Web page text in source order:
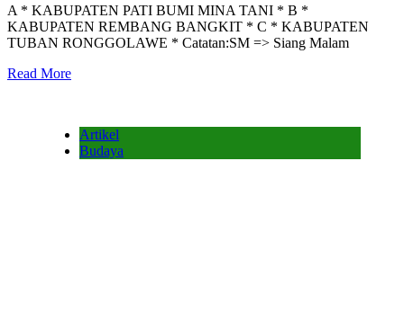
A * KABUPATEN PATI BUMI MINA TANI * B *
KABUPATEN REMBANG BANGKIT * C * KABUPATEN
TUBAN RONGGOLAWE * Catatan:SM => Siang Malam
Read More
Artikel
Budaya